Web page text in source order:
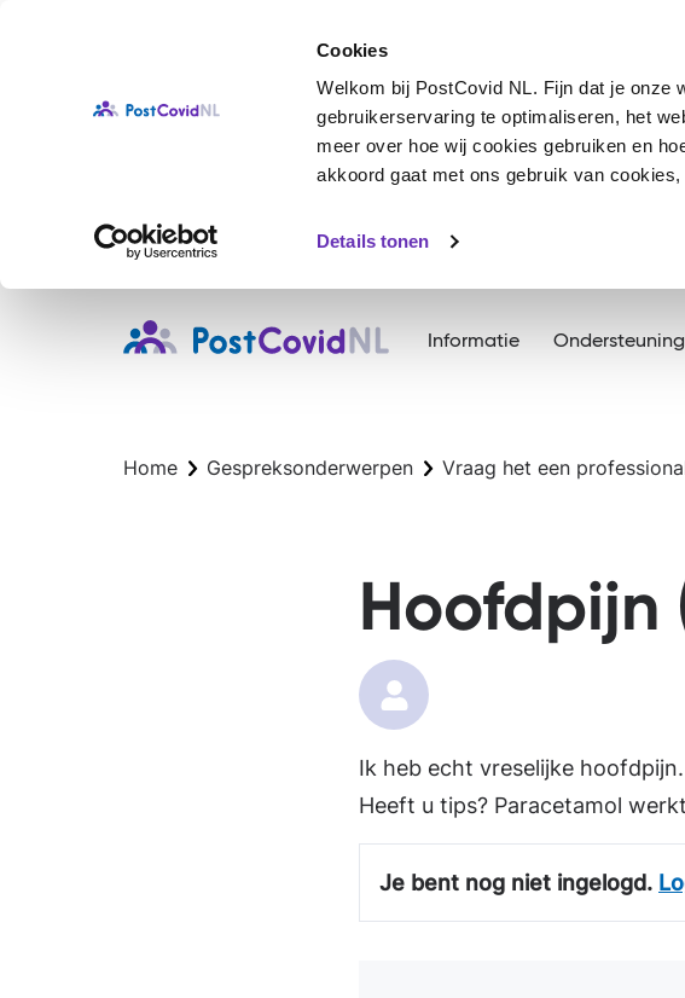
Cookies
Welkom bij PostCovid NL. Fijn dat je onze
gebruikerservaring te optimaliseren, het
meer over hoe wij cookies gebruiken en
akkoord gaat met ons gebruik van
Details tonen
Informatie Ondersteuning
Home Gespreksonderwerpen Vraag het een
Ik heb echt vreselijke
Heeft u tips? Paracetamol
Je bent nog niet ingelogd.